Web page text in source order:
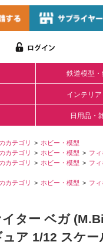
鉄道模型
インテリ
日用品・
カテゴリ
ホビー・模型
カテゴリ ホビー・模型
フ
カテゴリ ホビー・模型
フ
カテゴリ ホビー・模型
フ
ター ベガ
ア 1/12 スケー